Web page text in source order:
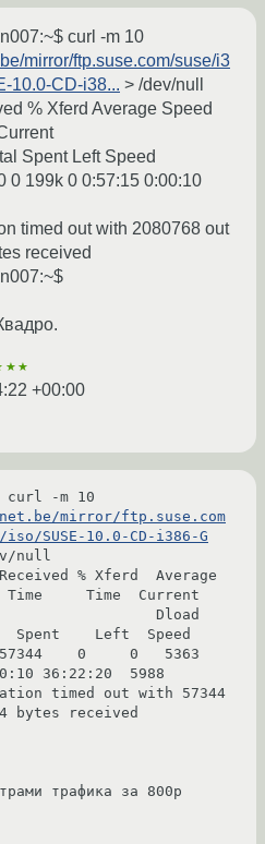
curl -m 10
mirror/ftp.suse.com/suse/i3
10.0-CD-i38... > /dev/null
% Xferd Average Speed
Spent Left Speed
0 199k 0 0:57:15 0:00:10
timed out with 2080768 out
received
+00:00
mirror/ftp.suse.com
SUSE-10.0-CD-i386-G
null
Time     Time  Current
Spent    Left  Speed
36:22:20  5988
timed out with 57344
bytes received
трафика за 800р